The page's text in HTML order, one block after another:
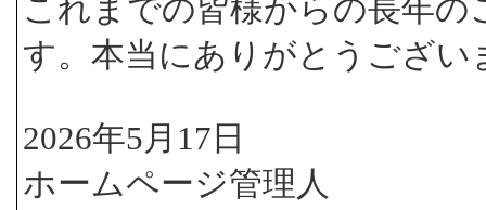
これまでの皆様からの長年
す。本当にありがとうござい
2026年5月17日
ホームページ管理人